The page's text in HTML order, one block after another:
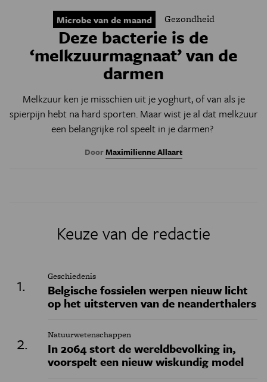
Microbe van de maand Gezondheid
Deze bacterie is de
‘melkzuurmagnaat’ van de
darmen
Melkzuur ken je misschien uit je yoghurt, of van als je
spierpijn hebt na hard sporten. Maar wist je al dat melkzuur
een belangrijke rol speelt in je darmen?
DoorMaximilienne Allaart
Keuze van de redactie
Geschiedenis
Belgische fossielen werpen nieuw licht
op het uitsterven van de neanderthalers
Natuurwetenschappen
In 2064 stort de wereldbevolking in,
voorspelt een nieuw wiskundig model